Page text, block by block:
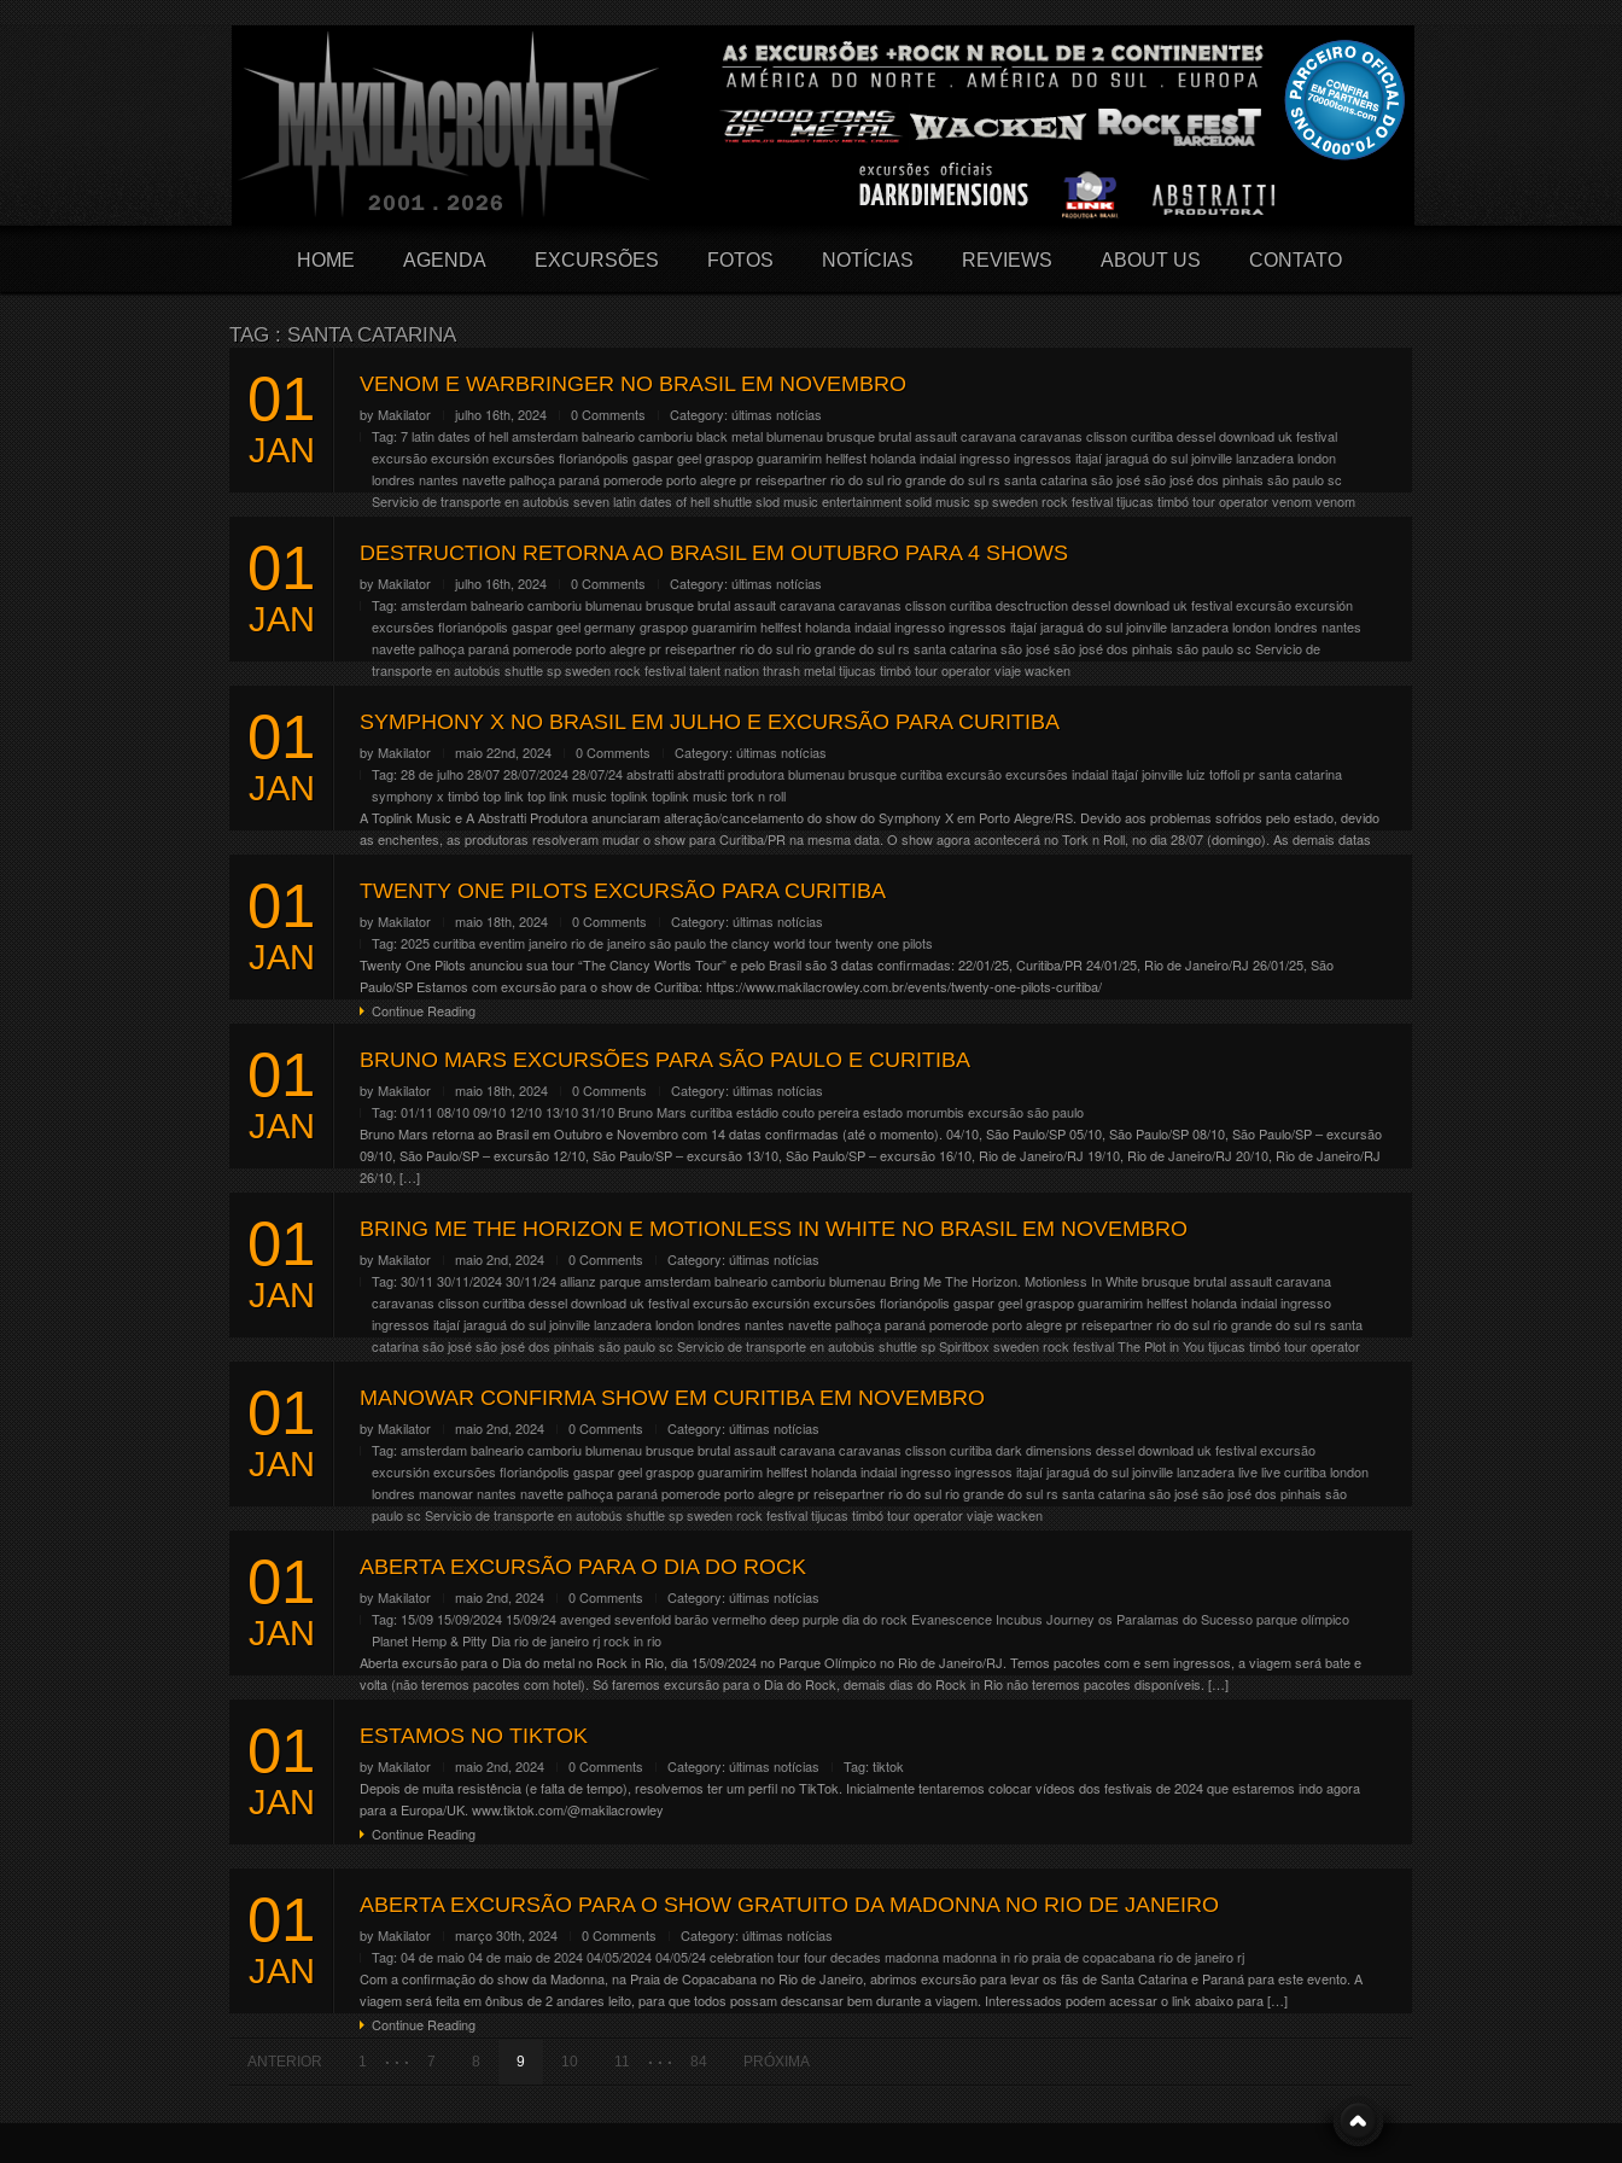
HOME AGENDA EXCURSÕES FOTOS NOTÍCIAS REVIEWS ABOUT US CONTATO
TAG : SANTA CATARINA
01
JAN
VENOM E WARBRINGER NO BRASIL EM NOVEMBRO
by Makilator julho 16th, 2024 0 Comments Category: últimas notícias
Tag: 7 latin dates of hellamsterdambalneario camboriublack metalblumenaubrusquebrutal assaultcaravanacaravanas clissoncuritibadesseldownload uk festival
excursãoexcursiónexcursões florianópolis gaspargeelgraspopguaramirimhellfestholandaindaialingressoingressos itajaíjaraguá do suljoinvillelanzaderalondon
londres nantes navettepalhoçaparanápomerodeporto alegreprreisepartnerrio do sulrio grande do sulrs santa catarinasão josésão josé dos pinhais são paulosc
Servicio de transporte en autobús seven latin dates of hellshuttleslod music entertainmentsolid musicspsweden rock festivaltijucas timbótour operatorvenomvenom
A produtora Solid Music Entertainment confirmou a volta do black metal do Venom a América Latina em novembro/dezembro. A banda retorna com sua “The 7 Latin Dates of
Hell 2024” e será acompanhada pela banda americana de thrash metal Warbringer. Datas confirmadas: 28/11, Buenos Aires/Argentina 30/11, São Paulo/SP 01/12, Belo
Horizonte/MG 03/12, Santiago/Chile 05/12, Bogotá/Colômbia 07/12, […]
Continue Reading
01
JAN
DESTRUCTION RETORNA AO BRASIL EM OUTUBRO PARA 4 SHOWS
by Makilator julho 16th, 2024 0 Comments Category: últimas notícias
Tag: amsterdambalneario camboriublumenaubrusquebrutal assaultcaravanacaravanas clissoncuritibadesctructiondesseldownload uk festivalexcursãoexcursión
excursões florianópolis gaspargeelgermany graspopguaramirimhellfestholandaindaialingressoingressos itajaíjaraguá do suljoinvillelanzaderalondonlondres nantes
navettepalhoçaparanápomerodeporto alegreprreisepartnerrio do sulrio grande do sulrs santa catarinasão josésão josé dos pinhais são paulosc Servicio de
transporte en autobús shuttlespsweden rock festivaltalent nationthrash metaltijucas timbótour operatorviajewacken
divulgando o álbum Diabolical (2022). A banda fará 7 shows, sendo 4 deles no Brasil, datas confirmadas até o momento: 02/10, Recife/PE 04/10, Fortaleza/CE 05/10, Belo […]
01
JAN
SYMPHONY X NO BRASIL EM JULHO E EXCURSÃO PARA CURITIBA
by Makilator maio 22nd, 2024 0 Comments Category: últimas notícias
Tag: 28 de julho28/0728/07/202428/07/24abstrattiabstratti produtorablumenaubrusquecuritibaexcursãoexcursões indaialitajaíjoinvilleluiz toffoliprsanta catarina
symphony x timbótop link top link music toplink toplink music tork n roll
A Toplink Music e A Abstratti Produtora anunciaram alteração/cancelamento do show do Symphony X em Porto Alegre/RS. Devido aos problemas sofridos pelo estado, devido
as enchentes, as produtoras resolveram mudar o show para Curitiba/PR na mesma data. O show agora acontecerá no Tork n Roll, no dia 28/07 (domingo). As demais datas
Continue Reading
01
JAN
TWENTY ONE PILOTS EXCURSÃO PARA CURITIBA
by Makilator maio 18th, 2024 0 Comments Category: últimas notícias
Tag: 2025curitibaeventimjaneirorio de janeirosão paulothe clancy world tourtwenty one pilots
Twenty One Pilots anunciou sua tour “The Clancy Wortls Tour” e pelo Brasil são 3 datas confirmadas: 22/01/25, Curitiba/PR 24/01/25, Rio de Janeiro/RJ 26/01/25, São
Paulo/SP Estamos com excursão para o show de Curitiba: https://www.makilacrowley.com.br/events/twenty-one-pilots-curitiba/
Continue Reading
01
JAN
BRUNO MARS EXCURSÕES PARA SÃO PAULO E CURITIBA
by Makilator maio 18th, 2024 0 Comments Category: últimas notícias
Tag: 01/11 08/1009/10 12/10 13/1031/10 Bruno Mars curitibaestádio couto pereiraestado morumbis excursãosão paulo
Bruno Mars retorna ao Brasil em Outubro e Novembro com 14 datas confirmadas (até o momento). 04/10, São Paulo/SP 05/10, São Paulo/SP 08/10, São Paulo/SP – excursão
09/10, São Paulo/SP – excursão 12/10, São Paulo/SP – excursão 13/10, São Paulo/SP – excursão 16/10, Rio de Janeiro/RJ 19/10, Rio de Janeiro/RJ 20/10, Rio de Janeiro/RJ
26/10, […]
01
JAN
BRING ME THE HORIZON E MOTIONLESS IN WHITE NO BRASIL EM NOVEMBRO
by Makilator maio 2nd, 2024 0 Comments Category: últimas notícias
Tag: 30/11 30/11/202430/11/24allianz parqueamsterdambalneario camboriublumenau Bring Me The Horizon. Motionless In Whitebrusquebrutal assaultcaravana
caravanas clissoncuritibadesseldownload uk festivalexcursãoexcursiónexcursões florianópolis gaspargeelgraspopguaramirimhellfestholandaindaialingresso
ingressos itajaíjaraguá do suljoinvillelanzaderalondonlondres nantes navettepalhoçaparanápomerodeporto alegreprreisepartnerrio do sulrio grande do sulrs santa
catarinasão josésão josé dos pinhais são pauloscServicio de transporte en autobús shuttlespSpiritbox sweden rock festivalThe Plot in Youtijucas timbótour operator
As bandas Bring Me The Horizon e Motionless In White retornam ao Brasil acompanhadas de Spiritbox e The Plot in You em um mini festival no dia 30 de Novembro de 2024
(sábado), no Allianz Parque em São Paulo/SP. Estamos com excursão aberta para este evento, ingressos devem ser adquiridos diretamente no site da Eventim: […]
Continue Reading
01
JAN
MANOWAR CONFIRMA SHOW EM CURITIBA EM NOVEMBRO
by Makilator maio 2nd, 2024 0 Comments Category: últimas notícias
Tag: amsterdambalneario camboriublumenaubrusquebrutal assaultcaravanacaravanas clissoncuritibadark dimensions desseldownload uk festivalexcursão
excursiónexcursões florianópolis gaspargeelgraspopguaramirimhellfestholandaindaialingressoingressos itajaíjaraguá do suljoinvillelanzaderalivelive curitibalondon
londres manowarnantes navettepalhoçaparanápomerodeporto alegreprreisepartnerrio do sulrio grande do sulrs santa catarinasão josésão josé dos pinhais são
paulosc Servicio de transporte en autobús shuttlespsweden rock festivaltijucas timbótour operatorviajewacken
Curitiba/PR 24/11, Recife/PE 26/11, Rio de janeiro/RJ Já estamos com excursão aberta para o show de Curitiba 20/11 (quarta), na Live Curitiba.
www.makilacrowley.com.br/events/manowar-curitiba/
Continue Reading
01
JAN
ABERTA EXCURSÃO PARA O DIA DO ROCK
by Makilator maio 2nd, 2024 0 Comments Category: últimas notícias
Tag: 15/09 15/09/2024 15/09/24avenged sevenfoldbarão vermelhodeep purpledia do rock Evanescence Incubus Journey os Paralamas do Sucessoparque olímpico
Planet Hemp & Pitty Diario de janeirorjrock in rio
Aberta excursão para o Dia do metal no Rock in Rio, dia 15/09/2024 no Parque Olímpico no Rio de Janeiro/RJ. Temos pacotes com e sem ingressos, a viagem será bate e
volta (não teremos pacotes com hotel). Só faremos excursão para o Dia do Rock, demais dias do Rock in Rio não teremos pacotes disponíveis. […]
01
JAN
ESTAMOS NO TIKTOK
by Makilator maio 2nd, 2024 0 Comments Category: últimas notícias Tag: tiktok
Depois de muita resistência (e falta de tempo), resolvemos ter um perfil no TikTok. Inicialmente tentaremos colocar vídeos dos festivais de 2024 que estaremos indo agora
para a Europa/UK. www.tiktok.com/@makilacrowley
Continue Reading
01
JAN
ABERTA EXCURSÃO PARA O SHOW GRATUITO DA MADONNA NO RIO DE JANEIRO
by Makilator março 30th, 2024 0 Comments Category: últimas notícias
Tag: 04 de maio04 de maio de 202404/05/202404/05/24celebration tourfour decades madonnamadonna in riopraia de copacabanario de janeirorj
Com a confirmação do show da Madonna, na Praia de Copacabana no Rio de Janeiro, abrimos excursão para levar os fãs de Santa Catarina e Paraná para este evento. A
viagem será feita em ônibus de 2 andares leito, para que todos possam descansar bem durante a viagem. Interessados podem acessar o link abaixo para […]
Continue Reading
ANTERIOR 1 . . . 7 8 9 10 11 . . . 84 PRÓXIMA